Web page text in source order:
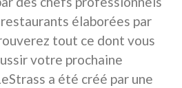
élaborées par
tout ce dont vous
votre prochaine
a été créé par une